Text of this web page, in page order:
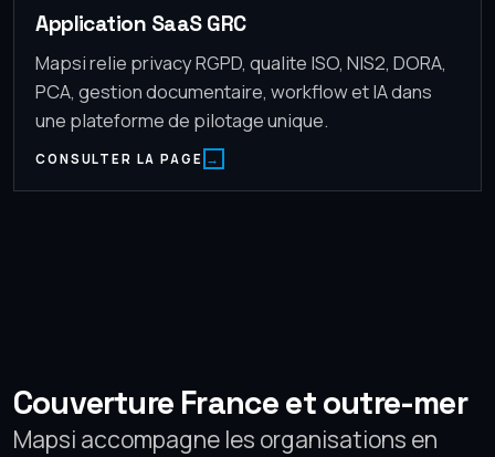
Application SaaS GRC
Mapsi relie privacy RGPD, qualite ISO, NIS2, DORA,
PCA, gestion documentaire, workflow et IA dans
une plateforme de pilotage unique.
CONSULTER LA PAGE
Couverture France et outre-mer
Mapsi accompagne les organisations en